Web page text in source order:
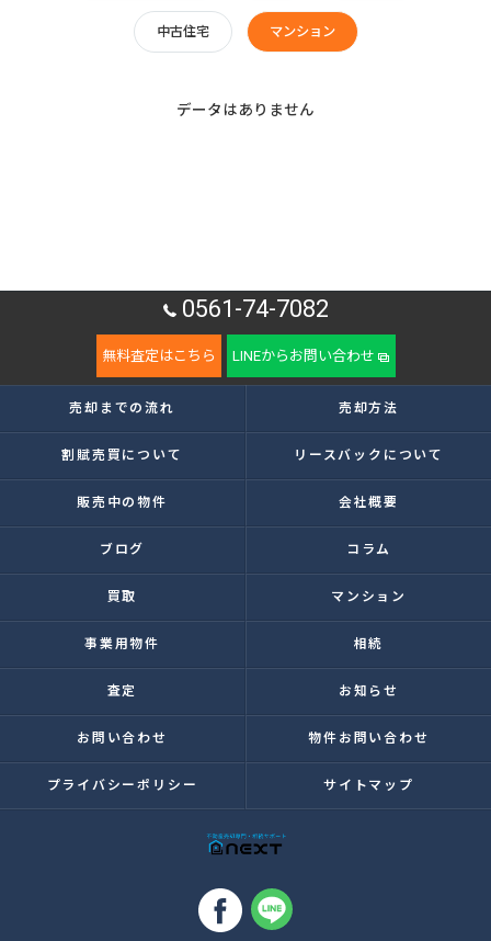
中古住宅 マンション
データはありません
0561-74-7082
無料査定はこちら LINEからお問い合わせ
売却までの流れ 売却方法
割賦売買について リースバックについて
販売中の物件 会社概要
ブログ コラム
買取 マンション
事業用物件 相続
査定 お知らせ
お問い合わせ 物件お問い合わせ
プライバシーポリシー サイトマップ